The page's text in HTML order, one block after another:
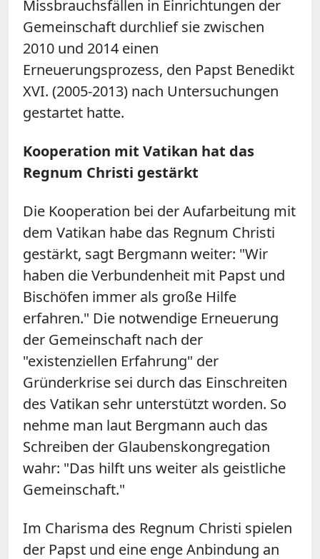
Missbrauchsfällen in Einrichtungen der
Gemeinschaft durchlief sie zwischen
2010 und 2014 einen
Erneuerungsprozess, den Papst Benedikt
XVI. (2005-2013) nach Untersuchungen
gestartet hatte.
Kooperation mit Vatikan hat das
Regnum Christi gestärkt
Die Kooperation bei der Aufarbeitung mit
dem Vatikan habe das Regnum Christi
gestärkt, sagt Bergmann weiter: "Wir
haben die Verbundenheit mit Papst und
Bischöfen immer als große Hilfe
erfahren." Die notwendige Erneuerung
der Gemeinschaft nach der
"existenziellen Erfahrung" der
Gründerkrise sei durch das Einschreiten
des Vatikan sehr unterstützt worden. So
nehme man laut Bergmann auch das
Schreiben der Glaubenskongregation
wahr: "Das hilft uns weiter als geistliche
Gemeinschaft."
Im Charisma des Regnum Christi spielen
der Papst und eine enge Anbindung an